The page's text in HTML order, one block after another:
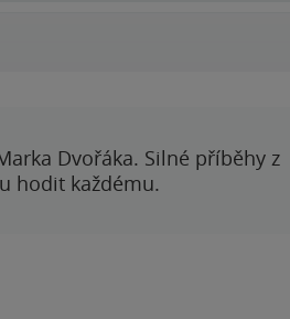
Dvořáka. Silné příběhy z
hodit každému.